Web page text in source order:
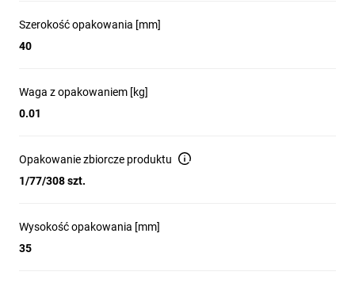
Szerokość opakowania [mm]
40
Waga z opakowaniem [kg]
0.01
Opakowanie zbiorcze produktu
1/77/308 szt.
Wysokość opakowania [mm]
35